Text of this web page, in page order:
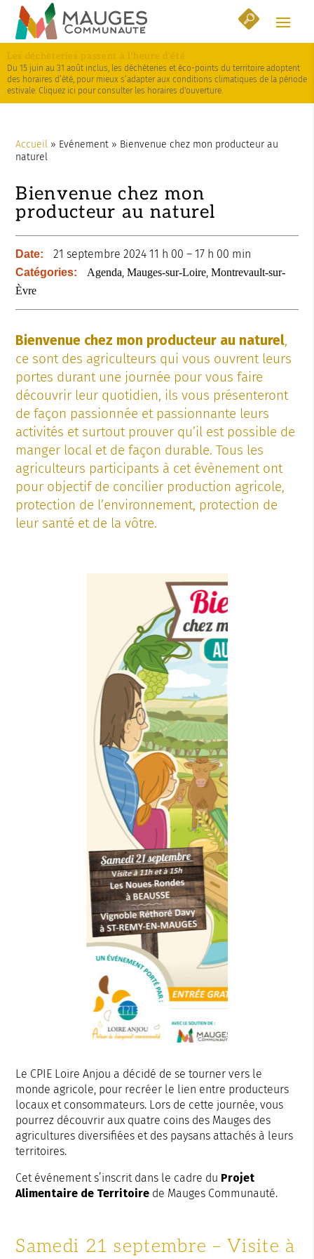
Skip
Aller
navigation
Plan
Les déchèteries passent à l'heure d'été
Du 15 juin au 31 août inclus, les déchèteries et éco-points du territoire adoptent
des horaires d’été, pour mieux s’adapter aux conditions climatiques de la période
estivale. Cliquez ici pour consulter les horaires d'ouverture.
Accueil » Evénement » Bienvenue chez mon producteur au
naturel
Bienvenue chez mon
producteur au naturel
Date: 21 septembre 2024 11 h 00 –17 h 00 min
Catégories: Agenda,Mauges-sur-Loire,Montrevault-sur-
Èvre
Bienvenue chez mon producteur au naturel,
ce sont des agriculteurs qui vous ouvrent leurs
portes durant une journée pour vous faire
découvrir leur quotidien, ils vous présenteront
de façon passionnée et passionnante leurs
activités et surtout prouver qu’il est possible de
manger local et de façon durable. Tous les
agriculteurs participants à cet évènement ont
pour objectif de concilier production agricole,
protection de l’environnement, protection de
leur santé et de la vôtre.
Le CPIE Loire Anjou a décidé de se tourner vers le
monde agricole, pour recréer le lien entre producteurs
locaux et consommateurs. Lors de cette journée, vous
pourrez découvrir aux quatre coins des Mauges des
agricultures diversifiées et des paysans attachés à leurs
territoires.
Cet événement s’inscrit dans le cadre du Projet
Alimentaire de Territoire de Mauges Communauté.
Samedi 21 septembre – Visite à